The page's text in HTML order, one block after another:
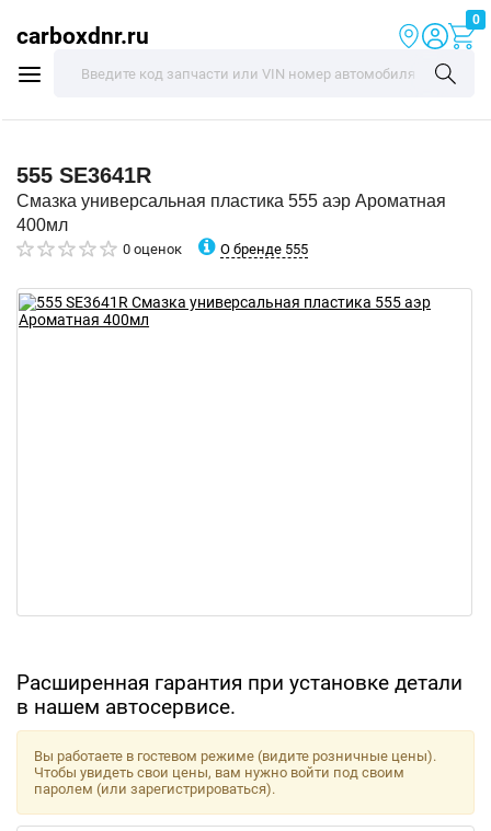
carboxdnr.ru
0
555 SE3641R
Смазка универсальная пластика 555 аэр Ароматная
400мл
0 оценок О бренде 555
Расширенная гарантия при установке детали
в нашем автосервисе.
Вы работаете в гостевом режиме (видите розничные цены).
Чтобы увидеть свои цены, вам нужно войти под своим
паролем (или зарегистрироваться).